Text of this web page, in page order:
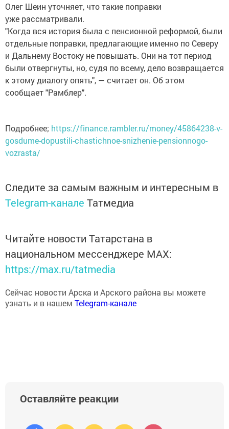
Олег Шеин уточняет, что такие поправки
уже рассматривали.
"Когда вся история была с пенсионной реформой, были
отдельные поправки, предлагающие именно по Северу
и Дальнему Востоку не повышать. Они на тот период
были отвергнуты, но, судя по всему, дело возвращается
к этому диалогу опять", — считает он. Об этом
сообщает "Рамблер".
Подробнее; https://finance.rambler.ru/money/45864238-v-
gosdume-dopustili-chastichnoe-snizhenie-pensionnogo-
vozrasta/
Следите за самым важным и интересным в
Telegram-канале Татмедиа
Читайте новости Татарстана в
национальном мессенджере MАХ:
https://max.ru/tatmedia
Сейчас новости Арска и Арского района вы можете
узнать и в нашем Telegram-канале
Оставляйте реакции